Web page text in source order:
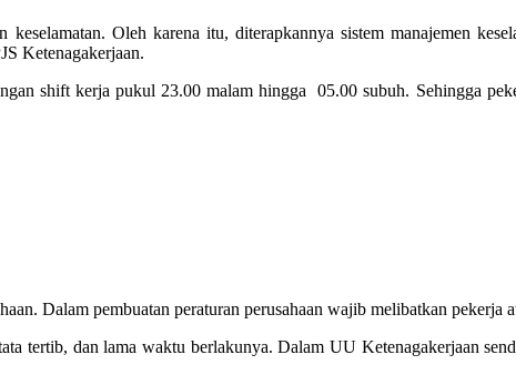
Oleh karena itu, diterapkannya sistem manajemen
Ketenagakerjaan.
shift kerja pukul 23.00 malam hingga 05.00 subuh. Sehingga
Dalam pembuatan peraturan perusahaan wajib melibatkan pekerja
tertib, dan lama waktu berlakunya. Dalam UU Ketenagakerjaan